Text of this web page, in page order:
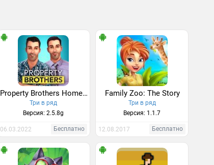
Property Brothers Home Design
Три в ряд
Версия: 2.5.8g
06.03.2022 Бесплатно
Family Zoo: The Story
Три в ряд
Версия: 1.1.7
12.08.2017 Бесплатно